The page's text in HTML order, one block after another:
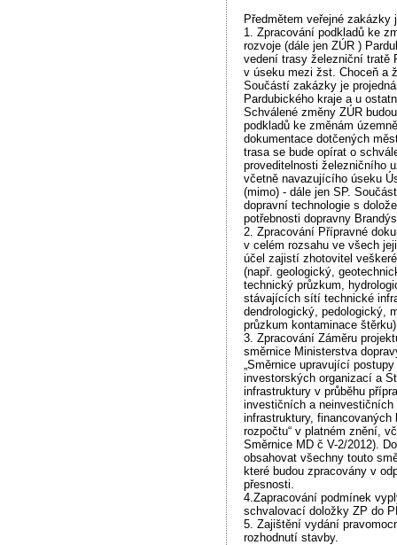
Předmětem veřejné zakázky
1. Zpracování podkladů ke
rozvoje (dále jen ZÚR )
vedení trasy železniční tratě
v úseku mezi žst. Choceň a
Součástí zakázky je
Pardubického kraje a u
Schválené změny ZÚR
podkladů ke změnám
dokumentace dotčených
trasa se bude opírat o
proveditelnosti železničního
včetně navazujícího úseku
(mimo) - dále jen SP.
dopravní technologie s
potřebnosti dopravny
2. Zpracování Přípravné
v celém rozsahu ve všech
účel zajistí zhotovitel
(např. geologický,
technický průzkum,
stávajících sítí technické
dendrologický, pedologický,
průzkum kontaminace
3. Zpracování Záměru
směrnice Ministerstva
„Směrnice upravující
investorských organizací a
infrastruktury v průběhu
investičních a
infrastruktury,
rozpočtu“ v platném znění,
Směrnice MD č V-2/2012).
obsahovat všechny touto
které budou zpracovány v
přesnosti.
4.Zapracování podmínek
schvalovací doložky ZP do
5. Zajištění vydání
rozhodnutí stavby.